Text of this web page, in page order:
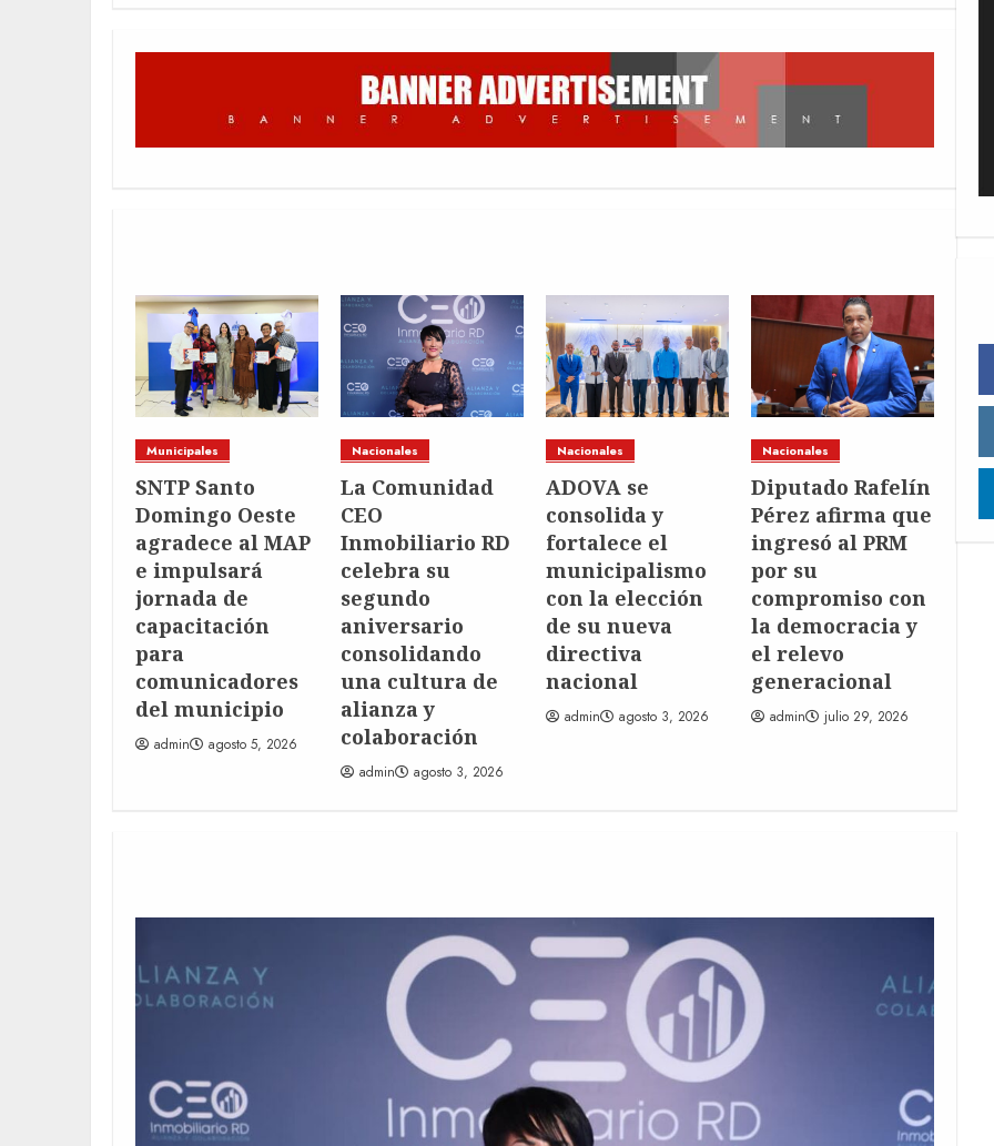
Municipales
SNTP Santo
Domingo Oeste
agradece al MAP
e impulsará
jornada de
capacitación
para
comunicadores
del municipio
admin agosto 5, 2026
Nacionales
La Comunidad
CEO
Inmobiliario RD
celebra su
segundo
aniversario
consolidando
una cultura de
alianza y
colaboración
admin agosto 3, 2026
Nacionales
ADOVA se
consolida y
fortalece el
municipalismo
con la elección
de su nueva
directiva
nacional
admin agosto 3, 2026
Nacionales
Diputado Rafelín
Pérez afirma que
ingresó al PRM
por su
compromiso con
la democracia y
el relevo
generacional
admin julio 29, 2026